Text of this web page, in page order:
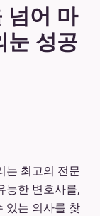
넘어 마
눈 성공
는 최고의 전문
능한 변호사를,
있는 의사를 찾